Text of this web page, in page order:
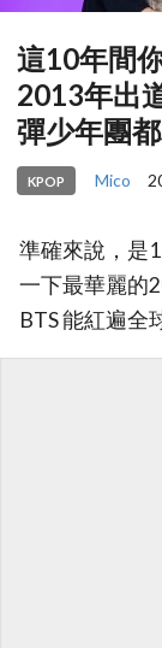
這10年間
2013年出
彈少年團
KPOP Mico
準確來說，是
一下最華麗的
BTS 能紅遍全